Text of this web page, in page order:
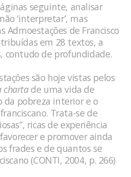
seguinte, analisar
‘interpretar’, mas
Admoestações de Francisco
em 28 textos, a
contudo de profundidade.
são hoje vistas pelos
chartade uma vida de
pobreza interior e o
Trata-se de
ricas de experiência
e promover ainda
frades e de quantos se
(CONTI, 2004, p. 266)